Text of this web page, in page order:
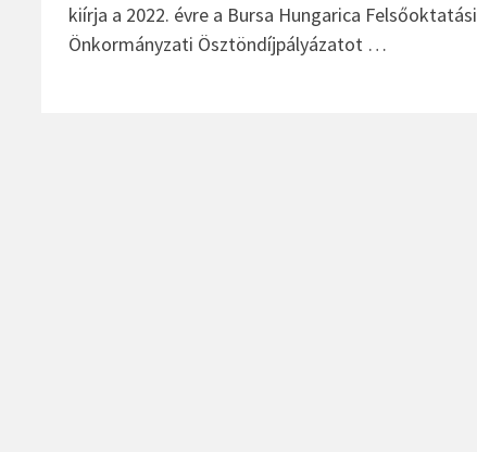
kiírja a 2022. évre a Bursa Hungarica Felsőoktatási
Önkormányzati Ösztöndíjpályázatot …